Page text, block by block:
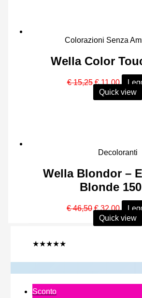
Colorazioni Senza
Wella Color
€15,25 Il
prezzo
originale
€11,00Il
prezzo
attuale
Quick view
Decoloranti
Wella Blondor –
Blonde
€46,50 Il
prezzo
originale
€32,00Il
prezzo
attuale
Quick view
★★★★★
ScontoP